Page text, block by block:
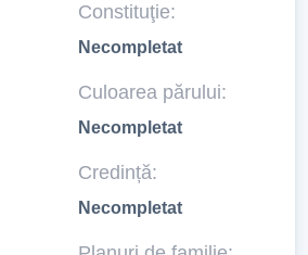
Constituţie:
Necompletat
Culoarea părului:
Necompletat
Credință:
Necompletat